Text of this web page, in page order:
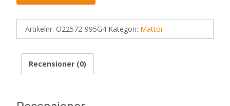
Artikelnr: O22572-995G4 Kategori: Mattor
Recensioner (0)